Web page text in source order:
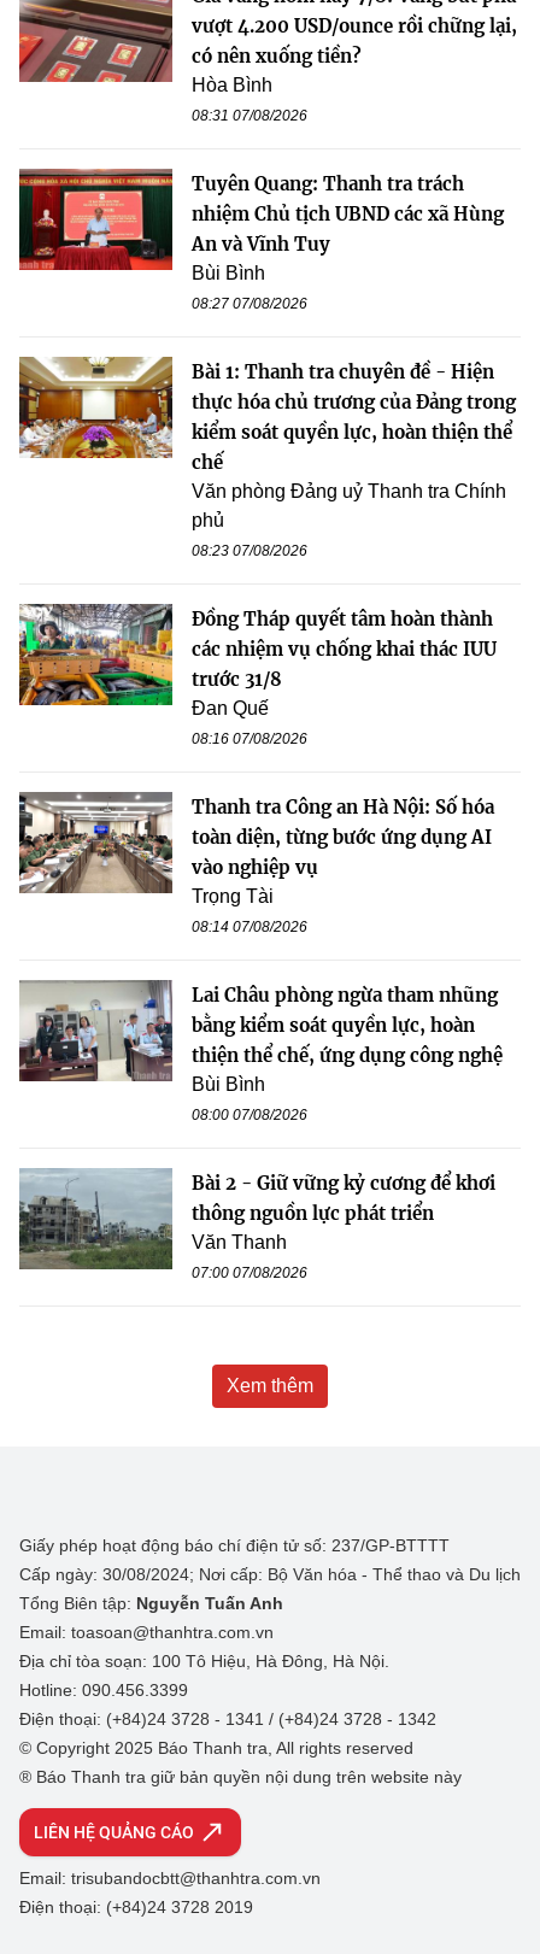
vượt 4.200 USD/ounce rồi chững lại,
có nên xuống tiền?
Hòa Bình
08:31 07/08/2026
Tuyên Quang: Thanh tra trách
nhiệm Chủ tịch UBND các xã Hùng
An và Vĩnh Tuy
Bùi Bình
08:27 07/08/2026
Bài 1: Thanh tra chuyên đề - Hiện
thực hóa chủ trương của Đảng trong
kiểm soát quyền lực, hoàn thiện thể
chế
Văn phòng Đảng uỷ Thanh tra Chính
phủ
08:23 07/08/2026
Đồng Tháp quyết tâm hoàn thành
các nhiệm vụ chống khai thác IUU
trước 31/8
Đan Quế
08:16 07/08/2026
Thanh tra Công an Hà Nội: Số hóa
toàn diện, từng bước ứng dụng AI
vào nghiệp vụ
Trọng Tài
08:14 07/08/2026
Lai Châu phòng ngừa tham nhũng
bằng kiểm soát quyền lực, hoàn
thiện thể chế, ứng dụng công nghệ
Bùi Bình
08:00 07/08/2026
Bài 2 - Giữ vững kỷ cương để khơi
thông nguồn lực phát triển
Văn Thanh
07:00 07/08/2026
Xem thêm
Giấy phép hoạt động báo chí điện tử số: 237/GP-BTTTT
Cấp ngày: 30/08/2024; Nơi cấp: Bộ Văn hóa - Thể thao và Du lịch
Tổng Biên tập: Nguyễn Tuấn Anh
Email: toasoan@thanhtra.com.vn
Địa chỉ tòa soạn: 100 Tô Hiệu, Hà Đông, Hà Nội.
Hotline: 090.456.3399
Điện thoại: (+84)24 3728 - 1341 / (+84)24 3728 - 1342
© Copyright 2025 Báo Thanh tra, All rights reserved
® Báo Thanh tra giữ bản quyền nội dung trên website này
LIÊN HỆ QUẢNG CÁO
Email: trisubandocbtt@thanhtra.com.vn
Điện thoại: (+84)24 3728 2019